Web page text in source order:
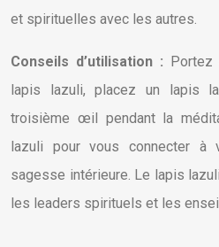
et spirituelles avec les autres.
Conseils d’utilisation : Portez
lapis lazuli, placez un lapis
troisième œil pendant la
lazuli pour vous connecter à
sagesse intérieure. Le lapis
les leaders spirituels et les